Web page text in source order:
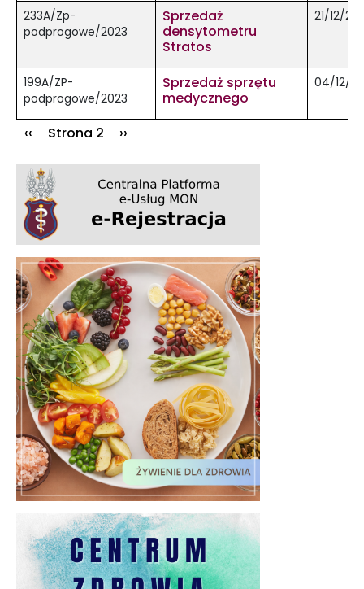
233A/Zp-
podprogowe/2023
Sprzedaż
densytometru
Stratos
21/12/
199A/ZP-
podprogowe/2023
Sprzedaż sprzętu
medycznego
04/12/
Stronicowanie
Poprzednia strona
‹‹ Strona 2 Następna strona
››